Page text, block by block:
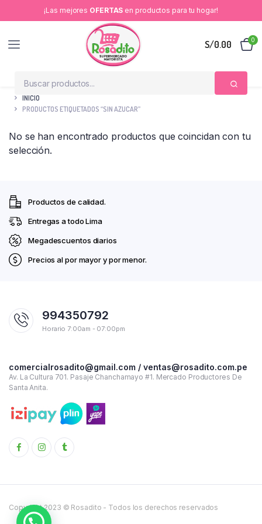
¡Las mejores OFERTAS en productos para tu hogar!
S/0.00 0
INICIO
PRODUCTOS ETIQUETADOS “SIN AZUCAR”
No se han encontrado productos que coincidan con tu
selección.
Productos de calidad.
Entregas a todo Lima
Megadescuentos diarios
Precios al por mayor y por menor.
994350792
Horario 7:00am - 07:00pm
comercialrosadito@gmail.com / ventas@rosadito.com.pe
Av. La Cultura 701. Pasaje Chanchamayo #1. Mercado Productores De
Santa Anita.
Copyright 2023 © Rosadito - Todos los derechos reservados